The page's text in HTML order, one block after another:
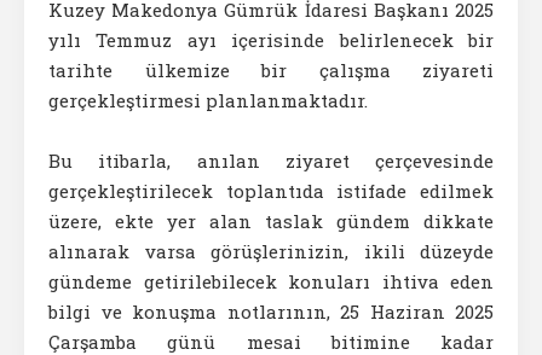
Kuzey Makedonya Gümrük İdaresi Başkanı 2025
yılı Temmuz ayı içerisinde belirlenecek bir
tarihte ülkemize bir çalışma ziyareti
gerçekleştirmesi planlanmaktadır.
Bu itibarla, anılan ziyaret çerçevesinde
gerçekleştirilecek toplantıda istifade edilmek
üzere, ekte yer alan taslak gündem dikkate
alınarak varsa görüşlerinizin, ikili düzeyde
gündeme getirilebilecek konuları ihtiva eden
bilgi ve konuşma notlarının, 25 Haziran 2025
Çarşamba günü mesai bitimine kadar